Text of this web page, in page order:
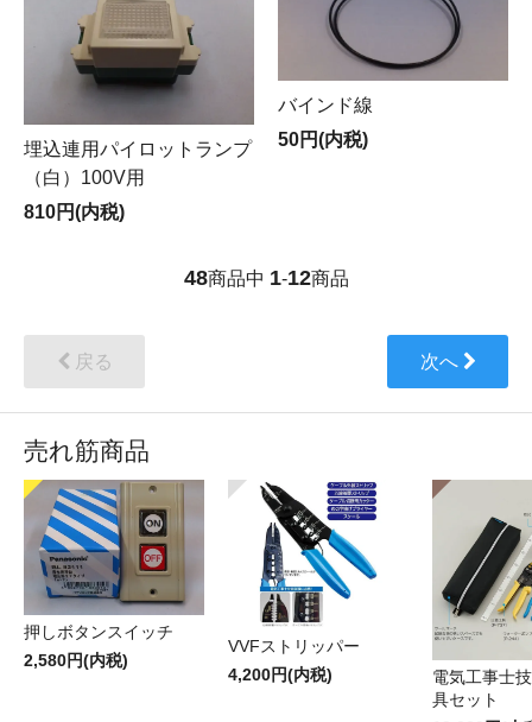
埋込連用パイロットランプ
（白）100V用
810円(内税)
バインド線
50円(内税)
48商品中 1-12商品
戻る 次へ
売れ筋商品
押しボタンスイッチ
2,580円(内税)
VVFストリッパー
4,200円(内税)
電気工事士
具セット